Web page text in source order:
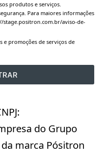
produtos e serviços.
Para maiores informações
stage.positron.com.br/aviso-de-
e promoções de serviços de
do Grupo
marca Pósitron